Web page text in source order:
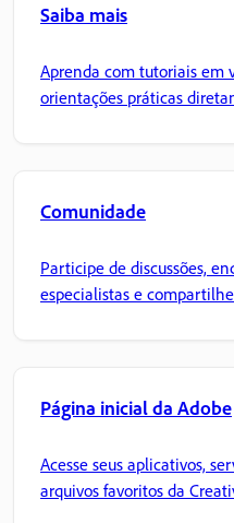
Saiba mais
Aprenda com tutoriais em
orientações práticas
Comunidade
Participe de discussões,
especialistas e
Página inicial da Adobe
Acesse seus aplicativos,
arquivos favoritos da